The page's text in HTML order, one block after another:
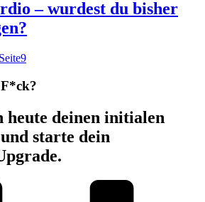
– wurdest du bisher
Seite9
heute deinen initialen
starte dein